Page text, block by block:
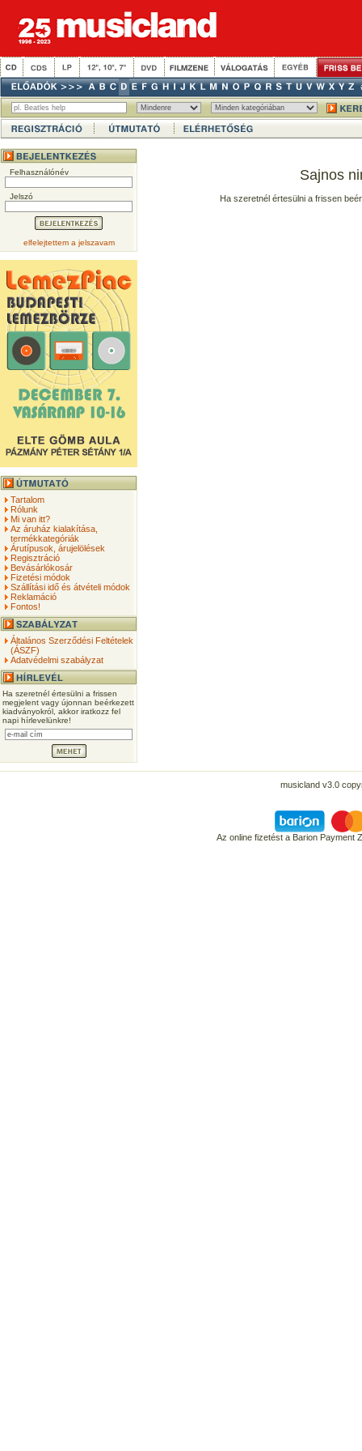
Felhasználónév
Jelszó
elfelejtettem a jelszavam
Tartalom
Rólunk
Mi van itt?
Az áruház kialakítása,
termékkategóriák
Árutípusok, árujelölések
Regisztráció
Bevásárlókosár
Fizetési módok
Szállítási idő és átvételi módok
Reklamáció
Fontos!
Általános Szerződési Feltételek
(ÁSZF)
Adatvédelmi szabályzat
Ha szeretnél értesülni a frissen
megjelent vagy újonnan beérkezett
kiadványokról, akkor iratkozz fel
napi hírlevelünkre!
Sajnos
Ha szeretnél értesülni a frissen
musicland v3.0
Az online fizetést a Barion Payment